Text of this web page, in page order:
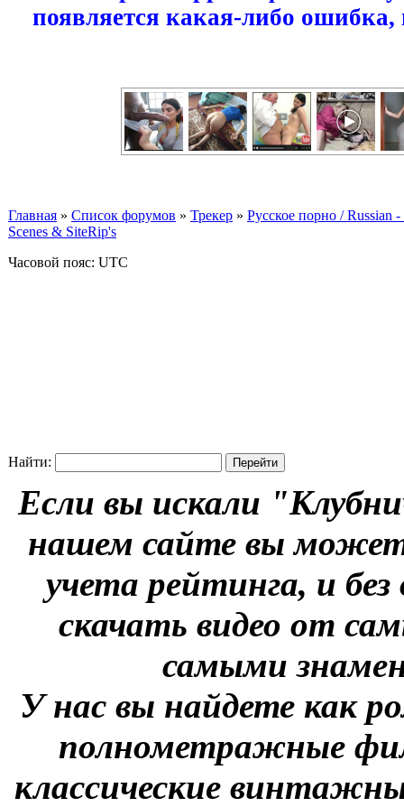
появляется какая-либо
Главная » Список форумов » Трекер » Русское порно /
Scenes & SiteRip's
Часовой пояс: UTC
Найти:
Если вы искали
нашем сайте вы
учета рейтинга, и
скачать видео от
самыми
У нас вы найдете как
полнометражные
классические